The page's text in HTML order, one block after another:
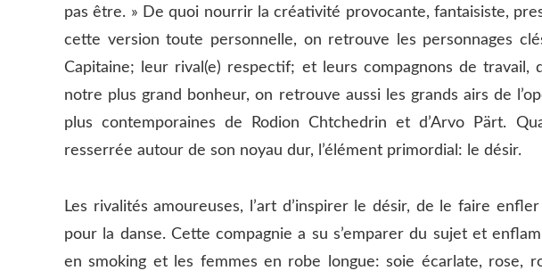
pas être. » De quoi nourrir la créativité provocante, fantaisiste,
cette version toute personnelle, on retrouve les personnages
Capitaine; leur rival(e) respectif; et leurs compagnons de travail,
notre plus grand bonheur, on retrouve aussi les grands airs de
plus contemporaines de Rodion Chtchedrin et d’Arvo Pärt.
resserrée autour de son noyau dur, l’élément primordial: le désir.
Les rivalités amoureuses, l’art d’inspirer le désir, de le faire
pour la danse. Cette compagnie a su s’emparer du sujet et
en smoking et les femmes en robe longue: soie écarlate, rose,